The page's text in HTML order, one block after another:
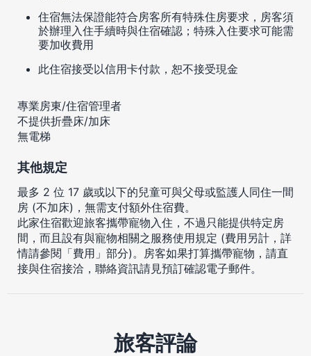
住宿無法保證能符合房客所有特殊住房要求，房客須
於辦理入住手續時與住宿確認；特殊入住要求可能需
要加收費用
此住宿接受以信用卡付款，恕不接受現金
專業房東/住宿管理者
不提供折疊床/加床
無電梯
其他規定
最多 2 位 17 歲或以下的兒童可與父母或監護人同住一間
房 (不加床)，無需支付額外住宿費。
此家住宿歡迎旅客攜帶寵物入住，不過只能提供特定房
間，而且設有與寵物相關之服務使用規定 (費用另計，詳
情請參閱「費用」部分)。房客如果打算攜帶寵物，請直
接與住宿接洽，聯絡資訊請見預訂確認電子郵件。
旅客評論